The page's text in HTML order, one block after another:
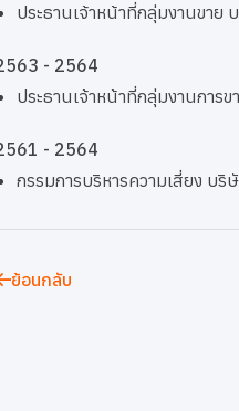
ประธานเจ้าหน้าที่กลุ่มงานขาย
- 2564
ประธานเจ้าหน้าที่กลุ่มงานการ
- 2564
กรรมการบริหารความเสี่ยง บ
ย้อนกลับ